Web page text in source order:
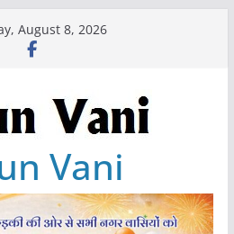
August 8, 2026
Vani